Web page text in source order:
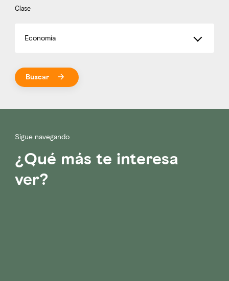
Clase
Economía
Buscar
Sigue navegando
¿Qué más te interesa
ver?